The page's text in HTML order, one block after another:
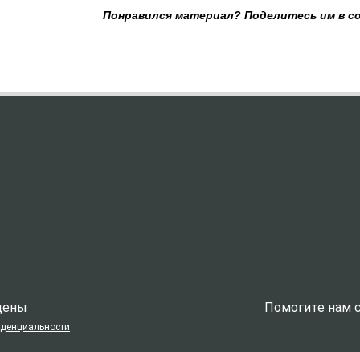
Понравился материал? Поделитесь им в
Помогите нам